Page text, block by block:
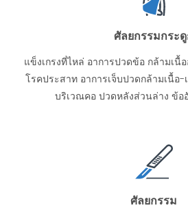
ศัลยกรรมกระ
แข็งเกรงที่ไหล่ อาการปวดข้อ กล้ามเนื้
โรคประสาท อาการเจ็บปวดกล้ามเนื้อ
บริเวณคอ ปวดหลังส่วนล่าง ข้อ
ศัลยกรรม